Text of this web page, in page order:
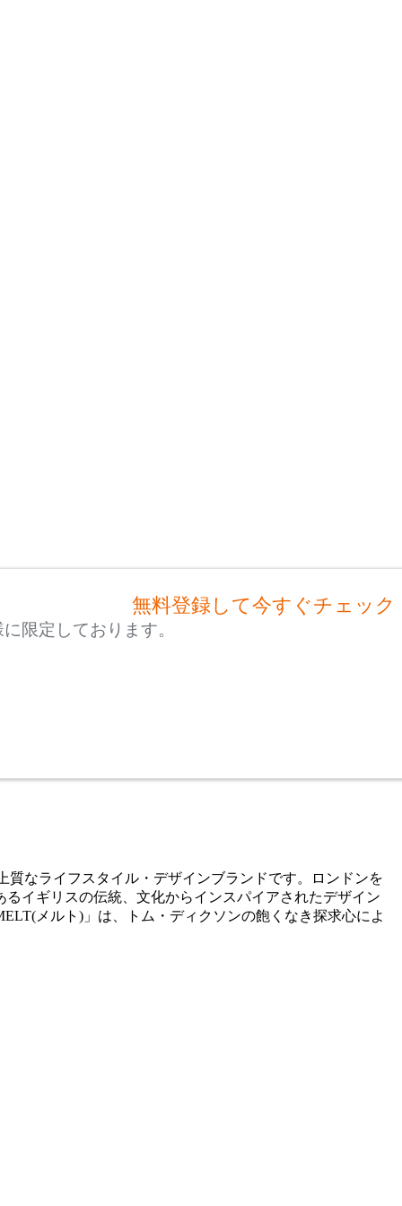
無料登録して今すぐチェック
限定しております。
質なライフスタイル・デザインブランドです。ロンドンを
イギリスの伝統、文化からインスパイアされたデザイン
メルト)」は、トム・ディクソンの飽くなき探求心によ